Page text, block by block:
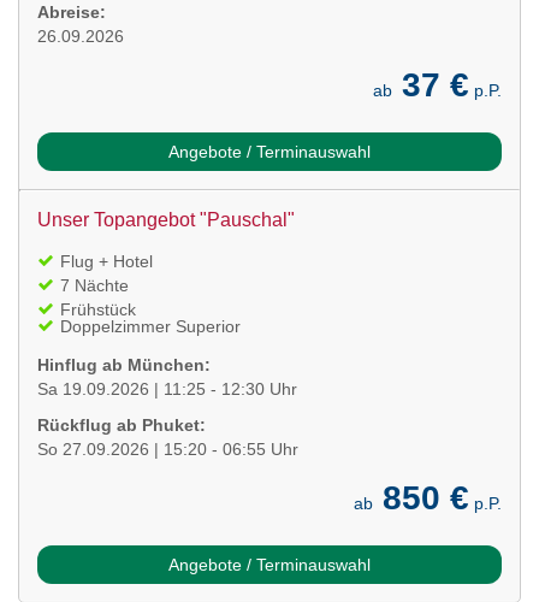
Abreise:
26.09.2026
ab 37 € p.P.
Angebote / Terminauswahl
Unser Topangebot "Pauschal"
Flug + Hotel
7 Nächte
Frühstück
Doppelzimmer Superior
Hinflug ab München:
Sa 19.09.2026 | 11:25 - 12:30 Uhr
Rückflug ab Phuket:
So 27.09.2026 | 15:20 - 06:55 Uhr
ab 850 € p.P.
Angebote / Terminauswahl